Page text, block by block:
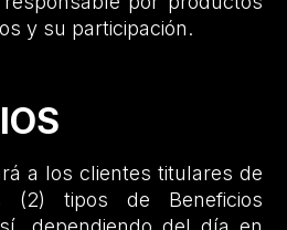
y su participación.
a los clientes titulares de
(2) tipos de Beneficios